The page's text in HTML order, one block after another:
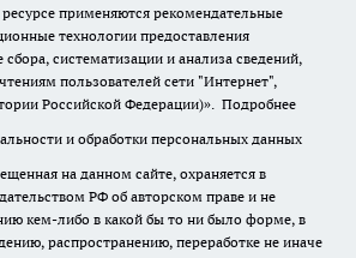
применяются рекомендательные
технологии предоставления
систематизации и анализа сведений,
пользователей сети "Интернет",
Российской Федерации)». Подробнее
и обработки персональных данных
на данном сайте, охраняется в
РФ об авторском праве и не
кем-либо в какой бы то ни было форме, в
распространению, переработке не иначе